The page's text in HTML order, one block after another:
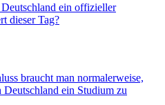
ein offizieller
dieser Tag?
braucht man normalerweise,
ein Studium zu